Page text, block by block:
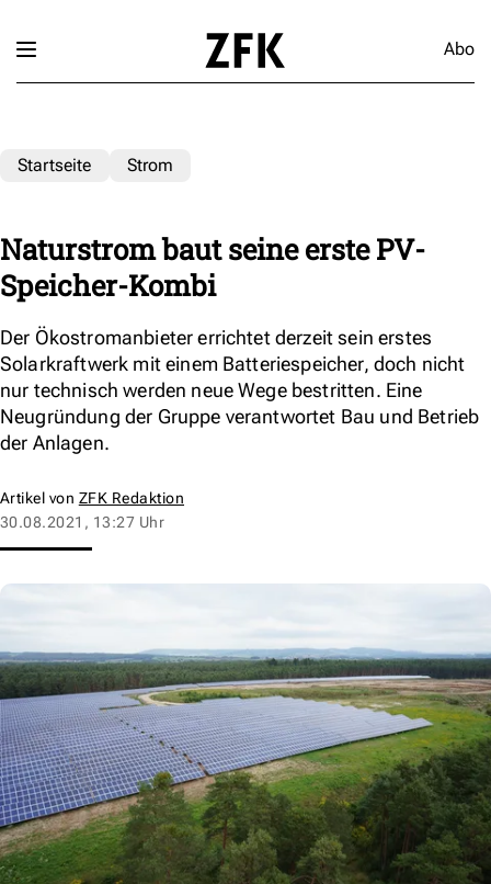
Abo
Startseite Strom
Naturstrom baut seine erste PV-
Speicher-Kombi
Der Ökostromanbieter errichtet derzeit sein erstes
Solarkraftwerk mit einem Batteriespeicher, doch nicht
nur technisch werden neue Wege bestritten. Eine
Neugründung der Gruppe verantwortet Bau und Betrieb
der Anlagen.
Artikel von ZFK Redaktion
30.08.2021, 13:27 Uhr